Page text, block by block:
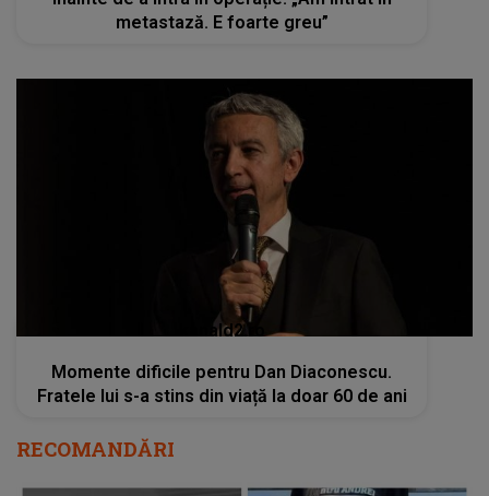
metastază. E foarte greu”
kanald2.ro
Momente dificile pentru Dan Diaconescu.
Fratele lui s-a stins din viață la doar 60 de ani
RECOMANDĂRI